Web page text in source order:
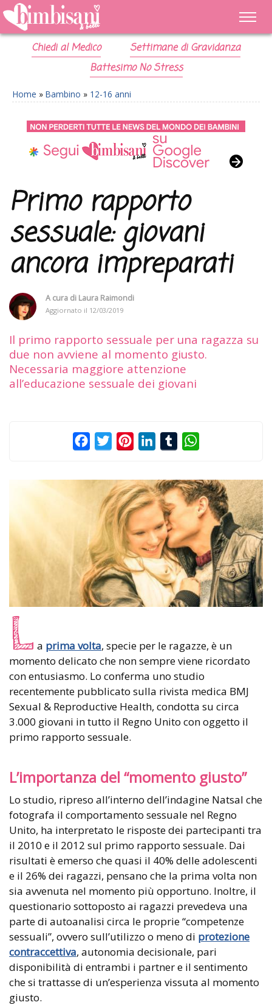
Chiedi al Medico
Settimane di Gravidanza
Battesimo No Stress
Home » Bambino » 12-16 anni
Primo rapporto
sessuale: giovani
ancora impreparati
A cura di Laura Raimondi
Aggiornato il 12/03/2019
Il primo rapporto sessuale per una ragazza su
due non avviene al momento giusto.
Necessaria maggiore attenzione
all’educazione sessuale dei giovani
FacebookTwitterPinterestLinkedInTumblr
L a prima volta, specie per le ragazze, è un
momento delicato che non sempre viene ricordato
con entusiasmo. Lo conferma uno studio
recentemente pubblicato sulla rivista medica BMJ
Sexual & Reproductive Health, condotta su circa
3.000 giovani in tutto il Regno Unito con oggetto il
primo rapporto sessuale.
L’importanza del “momento giusto”
Lo studio, ripreso all’interno dell’indagine Natsal che
fotografa il comportamento sessuale nel Regno
Unito, ha interpretato le risposte dei partecipanti tra
il 2010 e il 2012 sul primo rapporto sessuale. Dai
risultati è emerso che quasi il 40% delle adolescenti
e il 26% dei ragazzi, pensano che la prima volta non
sia avvenuta nel momento più opportuno. Inoltre, il
questionario sottoposto ai ragazzi prevedeva una
parte di autoanalisi circa le proprie “competenze
sessuali”, ovvero sull’utilizzo o meno di protezione
contraccettiva, autonomia decisionale, pari
disponibilità di entrambi i partner e il sentimento
che si trattasse di un’esperienza vissuta al momento
giusto.